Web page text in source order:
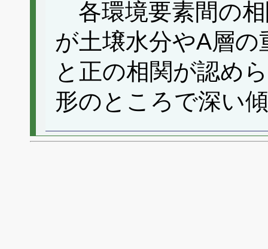
各環境要素間の
が土壌水分やA層
と正の相関が認め
形のところで深い